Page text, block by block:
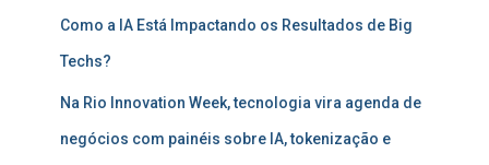
Como a IA Está Impactando os Resultados de Big
Techs?
Na Rio Innovation Week, tecnologia vira agenda de
negócios com painéis sobre IA, tokenização e